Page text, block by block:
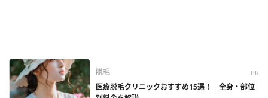
脱毛 PR
医療脱毛クリニックおすすめ15選！ 全身・部位